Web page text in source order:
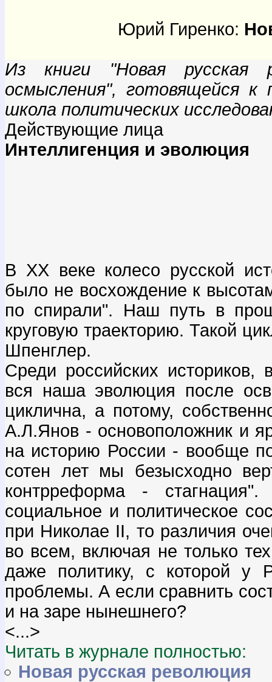
Юрий Гиренко:
Из книги "Новая русская
осмысления", готовящейся к
школа политических
Действующие лица
Интеллигенция и эволюция
В ХХ веке колесо русской
было не восхождение к
по спирали". Наш путь в
круговую траекторию. Такой
Шпенглер.
Среди российских историков,
вся наша эволюция после
циклична, а потому,
А.Л.Янов - основоположник и
на историю России - вообще
сотен лет мы безысходно
контрреформа -
социальное и политическое
при Николае II, то различия
во всем, включая не только
даже политику, с которой у
проблемы. А если сравнить
и на заре нынешнего?
<...>
Читать в журнале полностью:
Новая русская революция